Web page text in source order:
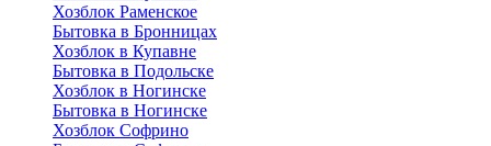
Хозблок Раменское
Бытовка в Бронницах
Хозблок в Купавне
Бытовка в Подольске
Хозблок в Ногинске
Бытовка в Ногинске
Хозблок Софрино